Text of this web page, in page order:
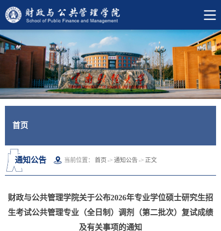
首页
通知公告 当前位置： 首页-> 通知公告-> 正文
财政与公共管理学院关于公布2026年专业学位硕士研究生招
生考试公共管理专业（全日制）调剂（第二批次）复试成绩
及有关事项的通知